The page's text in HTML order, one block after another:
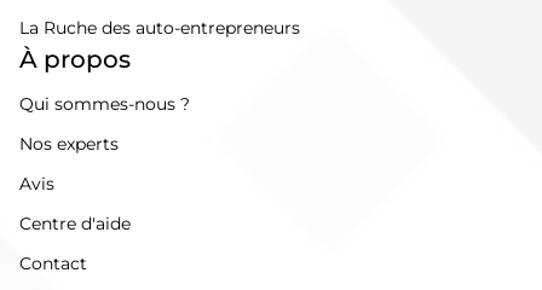
La Ruche des auto-entrepreneurs
À propos
Qui sommes-nous ?
Nos experts
Avis
Centre d'aide
Contact